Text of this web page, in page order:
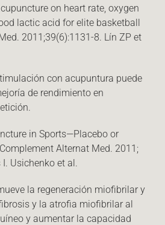
on heart rate, oxygen
lactic acid for elite basketball
2011;39(6):1131-8. Lín ZP et
con acupuntura puede
de rendimiento en
in Sports—Placebo or
Alternat Med. 2011;
Usichenko et al.
la regeneración miofibrilar y
y la atrofia miofibrilar al
y aumentar la capacidad